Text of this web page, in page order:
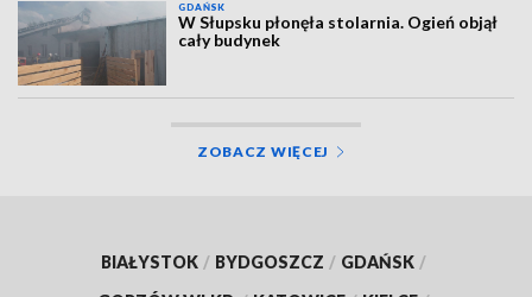
GDAŃSK
W Słupsku płonęła stolarnia. Ogień objął
cały budynek
ZOBACZ WIĘCEJ
BIAŁYSTOK / BYDGOSZCZ / GDAŃSK /